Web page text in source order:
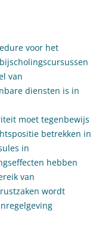
voor het
van
diensten is in
moet tegenbewijs
betrekken in
in
hebben
van
wordt